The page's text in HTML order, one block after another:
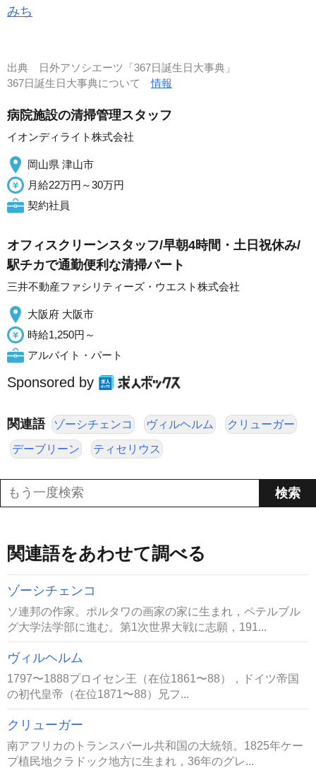
みち
出典
日外アソシエーツ「367日誕生日大事典」
367日誕生日大事典について情報
病院施設の清掃管理スタッフ
イオンディライト株式会社
岡山県 津山市
月給22万円～30万円
契約社員
オフィスクリーンスタッフ/早朝4時間・土日祝休み/
駅チカで通勤便利な清掃パート
三井不動産ファシリティーズ・ウエスト株式会社
大阪府 大阪市
時給1,250円～
アルバイト・パート
Sponsored by
関連語 ゾーシチェンコ ヴィルヘルム クリューガー
デーブリーン ティセリウス
関連語をあわせて調べる
ゾーシチェンコ
ソ連邦の作家。ポルタワの画家の家に生まれ，ペテルブル
グ大学法学部に進む。第1次世界大戦に志願，191...
ヴィルヘルム
1797〜1888プロイセン王（在位1861〜88），ドイツ帝国
の初代皇帝（在位1871〜88）兄フ...
クリューガー
南アフリカのトランスバール共和国の大統領。1825年ケー
プ植民地クラドック地方に生まれ，36年のグレ...